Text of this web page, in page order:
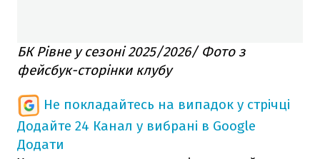
БК Рівне у сезоні 2025/2026/ Фото з
фейсбук-сторінки клубу
Не покладайтесь на випадок у стрічці
Додайте 24 Канал у вибрані в Google
Додати